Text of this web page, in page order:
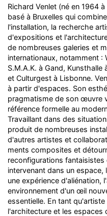
Richard Venlet (né en 1964
basé à Bruxelles qui
l'installation, la recherche
d'expositions et
de nombreuses galeries et
internationaux, notamment :
S.M.A.K. à Gand,
et Culturgest à Lisbonne.
à partir d'espaces. Son
pragmatisme de son œuvre
référence formelle au
Travaillant dans des
produit de nombreuses
d'autres artistes et
ments composites et
reconfigurations
intervenant dans un
une expérience d'aliénation,
environnement d'un œil
essentielle. En tant
l'architecture et les espaces